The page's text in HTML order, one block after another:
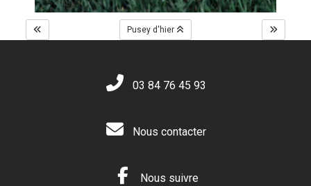
Pusey d'hier
03 84 76 45 93
Nous contacter
Nous suivre